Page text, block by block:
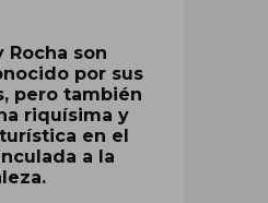
Rocha son
por sus
pero también
riquísima y
en el
a la